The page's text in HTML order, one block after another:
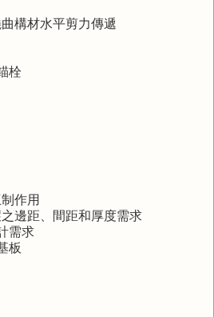
構材水平剪力傳遞
栓
作用
邊距、間距和厚度需求
需求
板